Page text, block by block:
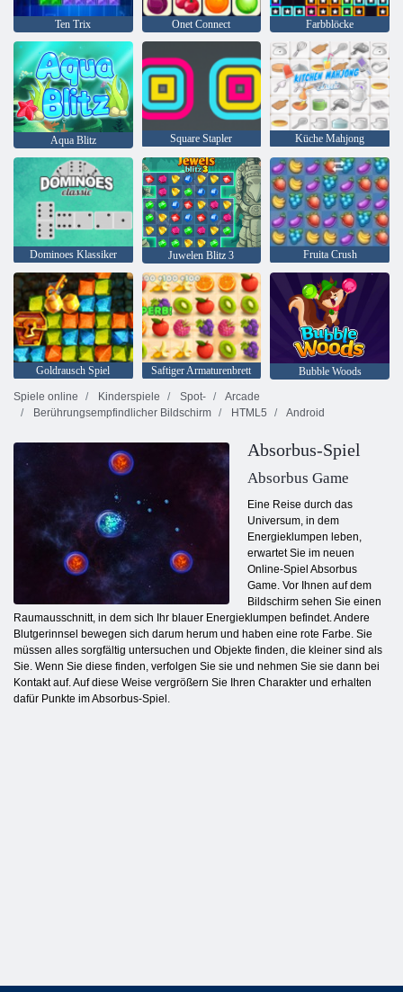
Ten Trix Onet Connect Farbblöcke
Aqua Blitz Square Stapler Küche Mahjong
Dominoes Klassiker Juwelen Blitz 3 Fruita Crush
Goldrausch Spiel Saftiger Armaturenbrett
Bubble Woods
Spiele online
Kinderspiele Spot-
Arcade
Berührungsempfindlicher Bildschirm
HTML5 Android
Absorbus-Spiel
Absorbus Game
Eine Reise durch das
Universum, in dem
Energieklumpen leben,
erwartet Sie im neuen
Online-Spiel Absorbus
Game. Vor Ihnen auf dem
Bildschirm sehen Sie einen
Raumausschnitt, in dem sich Ihr blauer Energieklumpen befindet. Andere
Blutgerinnsel bewegen sich darum herum und haben eine rote Farbe. Sie
müssen alles sorgfältig untersuchen und Objekte finden, die kleiner sind als
Sie. Wenn Sie diese finden, verfolgen Sie sie und nehmen Sie sie dann bei
Kontakt auf. Auf diese Weise vergrößern Sie Ihren Charakter und erhalten
dafür Punkte im Absorbus-Spiel.